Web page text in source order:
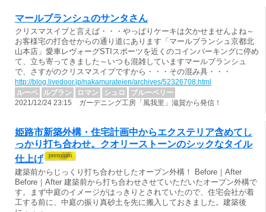
マールブランシュのサンタさん
クリスマスイブと言えば・・・やっぱりケーキは欠かせませんよね～
お客様宅の打合せからの通り道にあります「マールブランシュ京都北
山本店」愛車レヴォーグSTIスポーツを近くのコインパーキングに停め
て、立ち寄ってきました～いつも混雑していますマールブランシュ
で、さすがのクリスマスイブですから・・・その混み具・・・
http://blog.livedoor.jp/nakamurateien/archives/52326708.html
ルーベ
ルブラン ロマン シュロ
ブルーベリー
2021/12/24 23:15 ガーデニング工房「風我里」滋賀から発信！
姫路市新築外構・住宅計画中からエクステリア含めてし
っかり打ち合わせ。クオリーストーンのシックなタイル
仕上げ
建築前からじっくり打ち合わせしたオープン外構！ Before｜After
Before｜After 建築前から打ち合わせさせていただいたオープン外構で
す。まず中庭のイメージがはっきりとされていたので、住宅会社が着
工する前に、中庭の振り真砂土を先に搬入しておきました。建築後